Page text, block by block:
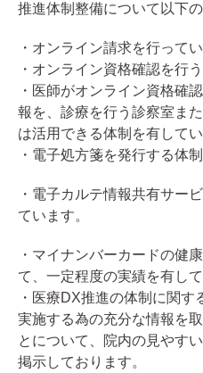
推進体制整備について以下
・オンライン請求を行ってい
・オンライン資格確認を行
・医師がオンライン資格確
報を、診療を行う診察室ま
は活用できる体制を有してい
・電子処方箋を発行する体
・電子カルテ情報共有サー
ています。
・マイナンバーカードの健
て、一定程度の実績を有して
・医療DX推進の体制に関す
実施する為の充分な情報を
とについて、院内の見やす
掲示しております。